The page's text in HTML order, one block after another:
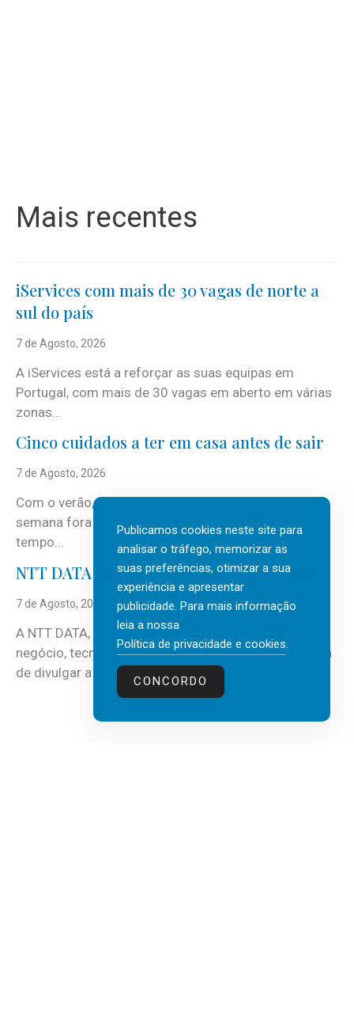
Mais recentes
iServices com mais de 30 vagas de norte a
sul do país
7 de Agosto, 2026
A iServices está a reforçar as suas equipas em
Portugal, com mais de 30 vagas em aberto em várias
zonas...
Cinco cuidados a ter em casa antes de sair
7 de Agosto, 2026
Com o verão, chegam também as férias, os fins-de-
semana fora e os dias em que a casa fica mais
tempo...
NTT DATA Insurtech Global Outlook 2026
7 de Agosto, 2026
A NTT DATA, consultora global em serviços de
negócio, tecnologia e inteligência artificial (IA), acaba
de divulgar a mais recente...
Publicamos cookies neste site para
analisar o tráfego, memorizar as
suas preferências, otimizar a sua
experiência e apresentar
publicidade. Para mais informação
leia a nossa
Política de privacidade e cookies.
CONCORDO